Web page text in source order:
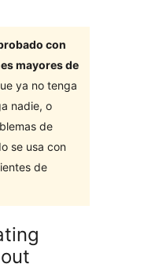
con
mayores de
ya no tenga
nadie, o
de
se usa con
de